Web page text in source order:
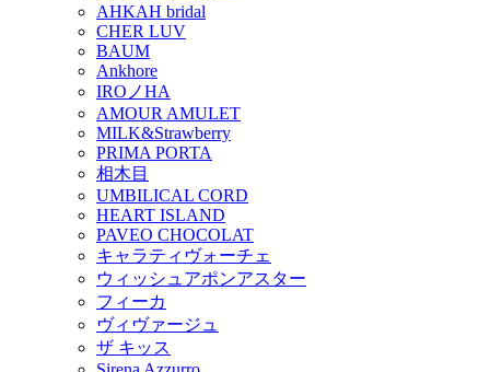
AHKAH bridal
CHER LUV
BAUM
Ankhore
IROノHA
AMOUR AMULET
MILK&Strawberry
PRIMA PORTA
相木目
UMBILICAL CORD
HEART ISLAND
PAVEO CHOCOLAT
キャラティヴォーチェ
ウィッシュアポンアスター
フィーカ
ヴィヴァージュ
ザ キッス